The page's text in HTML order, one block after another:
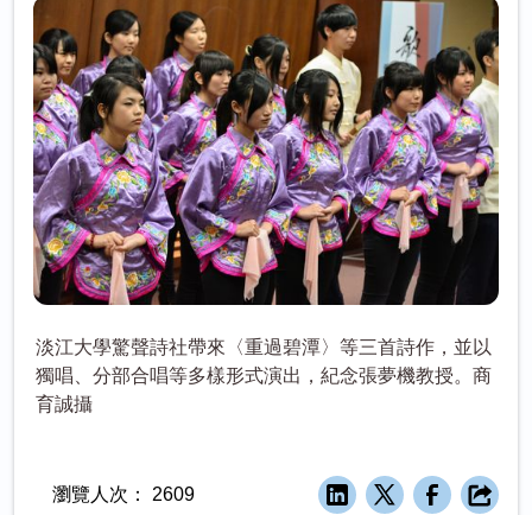
淡江大學驚聲詩社帶來〈重過碧潭〉等三首詩作，並以
獨唱、分部合唱等多樣形式演出，紀念張夢機教授。商
育誠攝
瀏覽人次： 2609